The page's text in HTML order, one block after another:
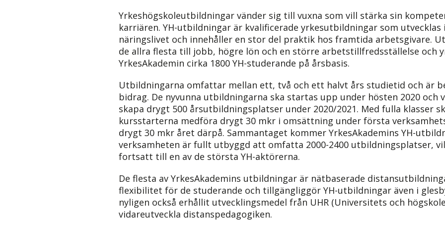
Yrkeshögskoleutbildningar vänder sig till vuxna som vill stärka sin
karriären. YH-utbildningar är kvalificerade yrkesutbildningar som utvecklas
näringslivet och innehåller en stor del praktik hos framtida arbetsgivare.
de allra flesta till jobb, högre lön och en större arbetstillfredsställelse och
YrkesAkademin cirka 1800 YH-studerande på årsbasis.
Utbildningarna omfattar mellan ett, två och ett halvt års studietid och är
bidrag. De nyvunna utbildningarna ska startas upp under hösten 2020 och
skapa drygt 500 årsutbildningsplatser under 2020/2021. Med fulla klasser
kursstarterna medföra drygt 30 mkr i omsättning under första
drygt 30 mkr året därpå. Sammantaget kommer YrkesAkademins YH-
verksamheten är fullt utbyggd att omfatta 2000-2400 utbildningsplatser,
fortsatt till en av de största YH-aktörerna.
De flesta av YrkesAkademins utbildningar är nätbaserade
flexibilitet för de studerande och tillgängliggör YH-utbildningar även i
nyligen också erhållit utvecklingsmedel från UHR (Universitets och
vidareutveckla distanspedagogiken.